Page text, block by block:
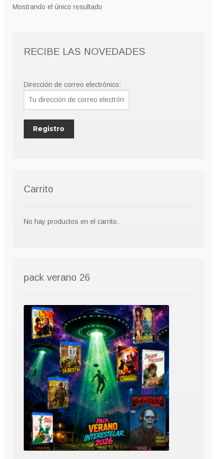
Mostrando el único resultado
RECIBE LAS NOVEDADES
Dirección de correo electrónico:
Carrito
No hay productos en el carrito.
pack verano 26